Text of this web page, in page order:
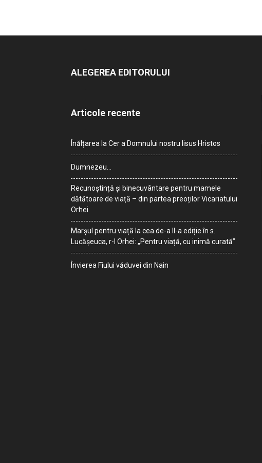
ALEGEREA EDITORULUI
Articole recente
Înălțarea la Cer a Domnului nostru Iisus Hristos
Dumnezeu…
Recunoștință și binecuvântare pentru mamele
dătătoare de viață – din partea preoților Vicariatului
Orhei
Marșul pentru viață la cea de-a II-a ediție în s.
Lucășeuca, r-l Orhei: „Pentru viață, cu inimă curată”
Învierea Fiului văduvei din Nain